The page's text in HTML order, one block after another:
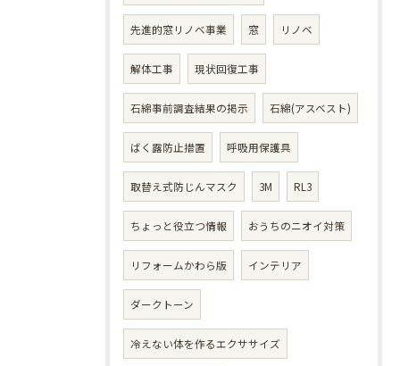
先進的窓リノベ事業 窓 リノベ
解体工事 現状回復工事
石綿事前調査結果の掲示 石綿(アスベスト)
ばく露防止措置 呼吸用保護具
取替え式防じんマスク 3M RL3
ちょっと役立つ情報 おうちのニオイ対策
リフォームかわら版 インテリア
ダークトーン
冷えない体を作るエクササイズ